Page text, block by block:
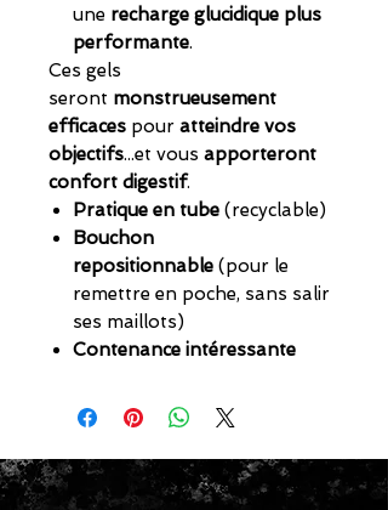
une recharge glucidique plus
performante.
Ces gels
seront monstrueusement
efficaces pour atteindre vos
objectifs...et vous apporteront
confort digestif.
Pratique en tube (recyclable)
Bouchon
repositionnable (pour le
remettre en poche, sans salir
ses maillots)
Contenance intéressante